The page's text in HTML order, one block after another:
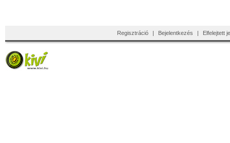
Regisztráció | Bejelentkezés | Elfelejtett